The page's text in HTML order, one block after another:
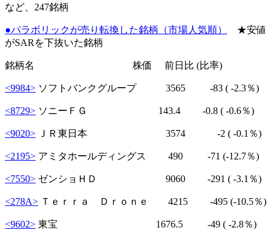
など、247銘柄
●パラボリックが売り転換した銘柄（市場人気順）
★安値
がSARを下抜いた銘柄
銘柄名 株価 前日比 (比率)
<9984> ソフトバンクグループ 3565 -83 ( -2.3％)
<8729> ソニーＦＧ 143.4 -0.8 ( -0.6％)
<9020> ＪＲ東日本 3574 -2 ( -0.1％)
<2195> アミタホールディングス 490 -71 (-12.7％)
<7550> ゼンショＨＤ 9060 -291 ( -3.1％)
<278A> Ｔｅｒｒａ Ｄｒｏｎｅ 4215 -495 (-10.5％)
<9602> 東宝 1676.5 -49 ( -2.8％)